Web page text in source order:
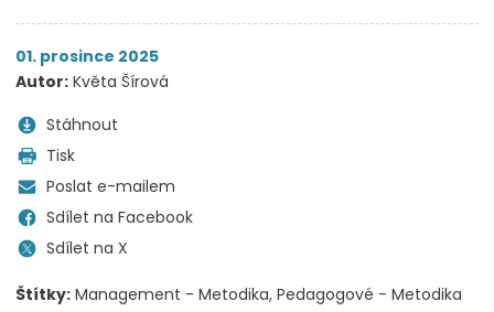
01. prosince 2025
Autor: Květa Šírová
Stáhnout
Tisk
Poslat e-mailem
Sdílet na Facebook
Sdílet na X
Štítky: Management - Metodika Pedagogové - Metodika